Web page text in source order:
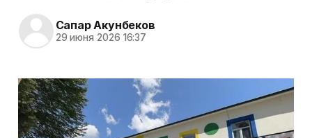
Сапар Акунбеков
29 июня 2026 16:37